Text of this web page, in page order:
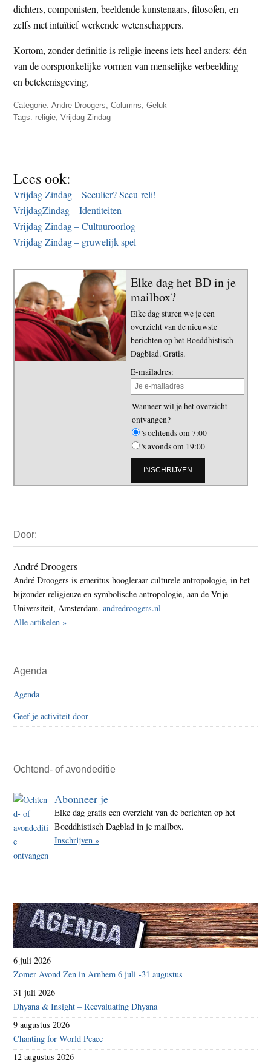
dichters, componisten, beeldende kunstenaars, filosofen, en
zelfs met intuïtief werkende wetenschappers.
Kortom, zonder definitie is religie ineens iets heel anders: één
van de oorspronkelijke vormen van menselijke verbeelding
en betekenisgeving.
Categorie:Andre Droogers ,Columns ,Geluk
Tags: religie ,Vrijdag Zindag
Lees ook:
Vrijdag Zindag – Seculier? Secu-reli!
VrijdagZindag – Identiteiten
Vrijdag Zindag – Cultuuroorlog
Vrijdag Zindag – gruwelijk spel
Elke dag het BD in je
mailbox?
Elke dag sturen we je een
overzicht van de nieuwste
berichten op het Boeddhistisch
Dagblad. Gratis.
E-mailadres:
Wanneer wil je het overzicht
ontvangen?
's ochtends om 7:00
's avonds om 19:00
Sidebar
Door:
André Droogers
André Droogers is emeritus hoogleraar culturele antropologie, in het
bijzonder religieuze en symbolische antropologie, aan de Vrije
Universiteit, Amsterdam.andredroogers.nl
Alle artikelen »
Agenda
Agenda
Geef je activiteit door
Ochtend- of avondeditie
Abonneer je
Elke dag gratis een overzicht van de berichten op het
Boeddhistisch Dagblad in je mailbox.
Inschrijven »
6 juli 2026
Zomer Avond Zen in Arnhem 6 juli -31 augustus
31 juli 2026
Dhyana & Insight – Reevaluating Dhyana
9 augustus 2026
Chanting for World Peace
12 augustus 2026